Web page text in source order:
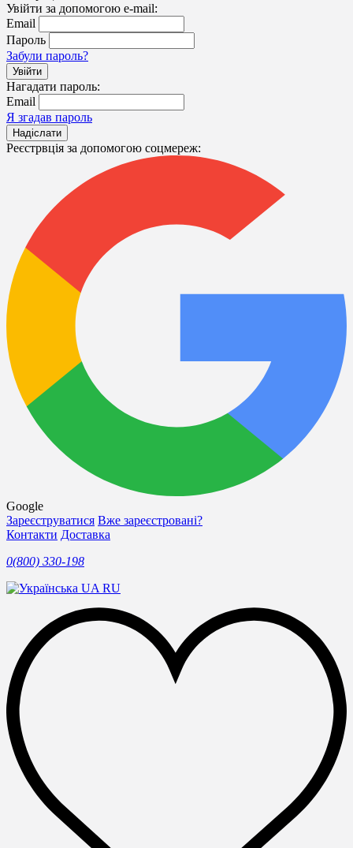
Увійти за допомогою e-mail:
Email
Пароль
Забули пароль?
Нагадати пароль:
Email
Я згадав пароль
Реєстрвція за допомогою соцмереж:
Google
Зареєструватися Вже зареєстровані?
Контакти Доставка
0(800) 330-198
UA RU